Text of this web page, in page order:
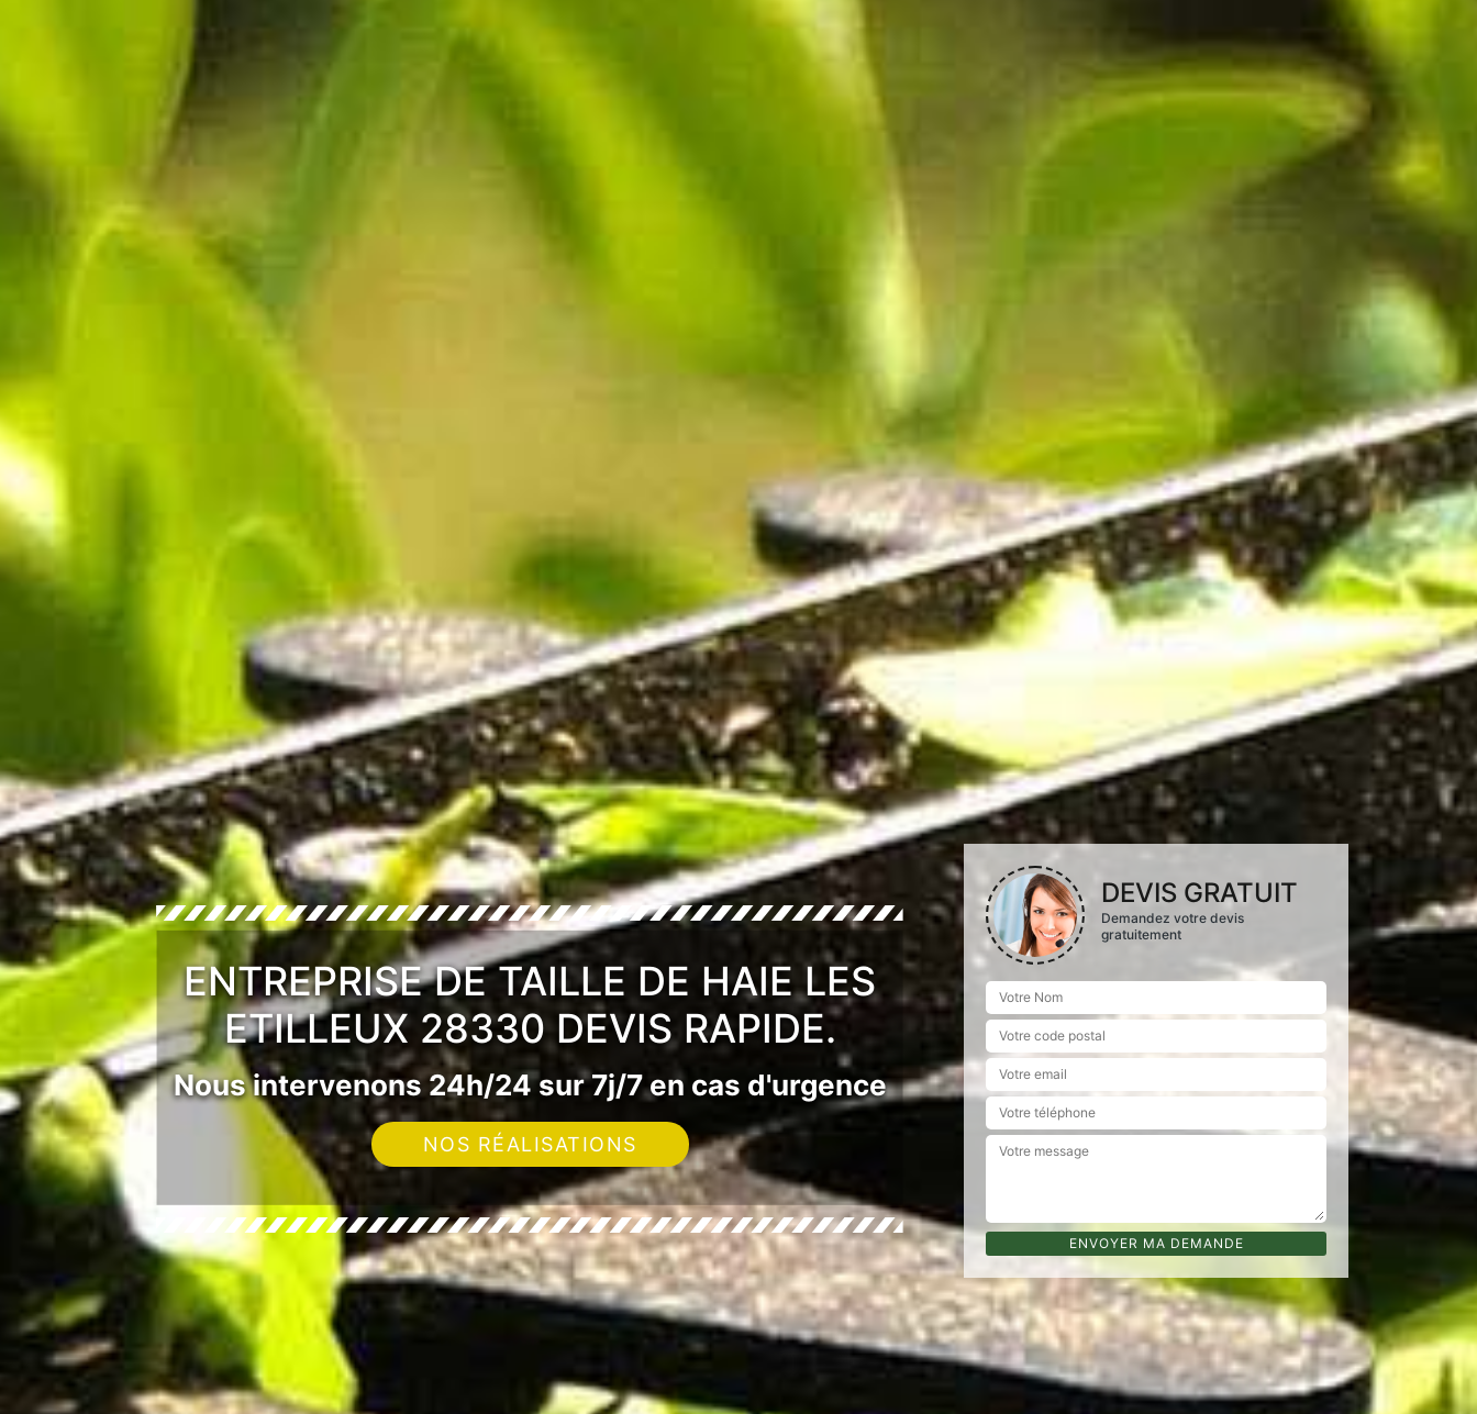
ENTREPRISE DE TAILLE DE HAIE LES
ETILLEUX 28330 DEVIS RAPIDE.
Nous intervenons 24h/24 sur 7j/7 en cas d'urgence
NOS RÉALISATIONS
DEVIS GRATUIT
Demandez votre devis
gratuitement